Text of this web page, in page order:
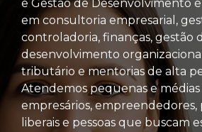
e Gestão de Desenvolvimento
em consultoria empresarial,
controladoria, finanças, gestão
desenvolvimento
tributário e mentorias de alta
Atendemos pequenas e médias
empresários, empreendedores,
liberais e pessoas que buscam